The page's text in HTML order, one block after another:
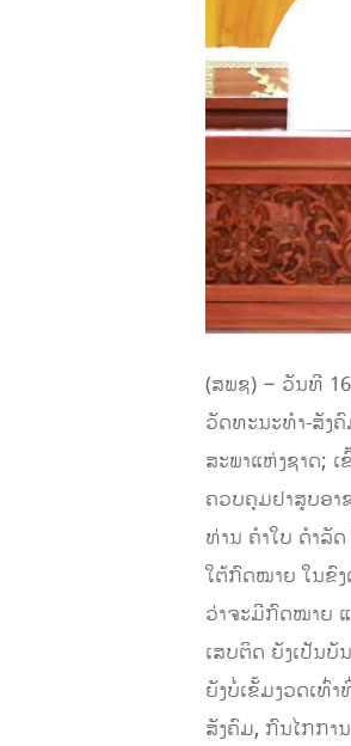
(ສພຊ) – ວັນທີ
ວັດທະນະທຳ-ສັງ
ສະພາແຫ່ງຊາດ;
ຄວບຄຸມຢາສູບອາ
ທ່ານ ຄຳໃບ ດໍາລັ
ໃຕ້ກົດໝາຍ ໃນຂົ
ວ່າຈະມີກົດໝາຍ
ເສບຕິດ ຍັງເປັນ
ຍັງບໍ່ເຂັ້ມງວດເທົ່
ສັງຄົມ, ກົນໄກກາ